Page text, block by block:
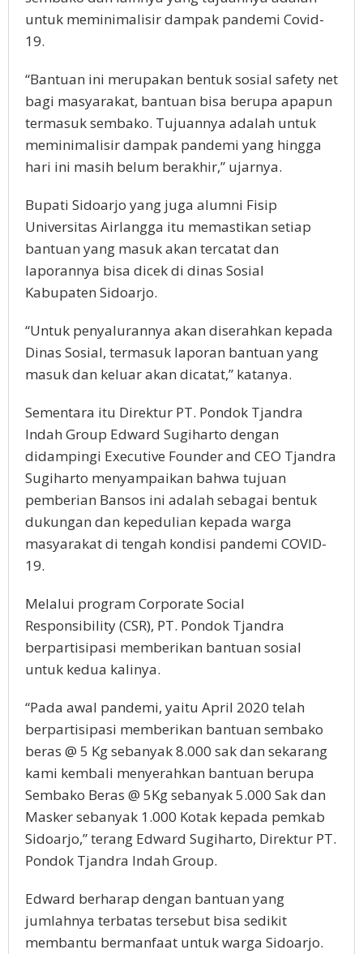
untuk meminimalisir dampak pandemi Covid-
19.
“Bantuan ini merupakan bentuk sosial safety net
bagi masyarakat, bantuan bisa berupa apapun
termasuk sembako. Tujuannya adalah untuk
meminimalisir dampak pandemi yang hingga
hari ini masih belum berakhir,” ujarnya.
Bupati Sidoarjo yang juga alumni Fisip
Universitas Airlangga itu memastikan setiap
bantuan yang masuk akan tercatat dan
laporannya bisa dicek di dinas Sosial
Kabupaten Sidoarjo.
“Untuk penyalurannya akan diserahkan kepada
Dinas Sosial, termasuk laporan bantuan yang
masuk dan keluar akan dicatat,” katanya.
Sementara itu Direktur PT. Pondok Tjandra
Indah Group Edward Sugiharto dengan
didampingi Executive Founder and CEO Tjandra
Sugiharto menyampaikan bahwa tujuan
pemberian Bansos ini adalah sebagai bentuk
dukungan dan kepedulian kepada warga
masyarakat di tengah kondisi pandemi COVID-
19.
Melalui program Corporate Social
Responsibility (CSR), PT. Pondok Tjandra
berpartisipasi memberikan bantuan sosial
untuk kedua kalinya.
“Pada awal pandemi, yaitu April 2020 telah
berpartisipasi memberikan bantuan sembako
beras @ 5 Kg sebanyak 8.000 sak dan sekarang
kami kembali menyerahkan bantuan berupa
Sembako Beras @ 5Kg sebanyak 5.000 Sak dan
Masker sebanyak 1.000 Kotak kepada pemkab
Sidoarjo,” terang Edward Sugiharto, Direktur PT.
Pondok Tjandra Indah Group.
Edward berharap dengan bantuan yang
jumlahnya terbatas tersebut bisa sedikit
membantu bermanfaat untuk warga Sidoarjo.